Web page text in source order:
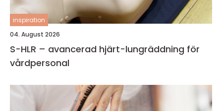
inspiration
04. August 2026
S-HLR – avancerad hjärt-lungräddning för
vårdpersonal